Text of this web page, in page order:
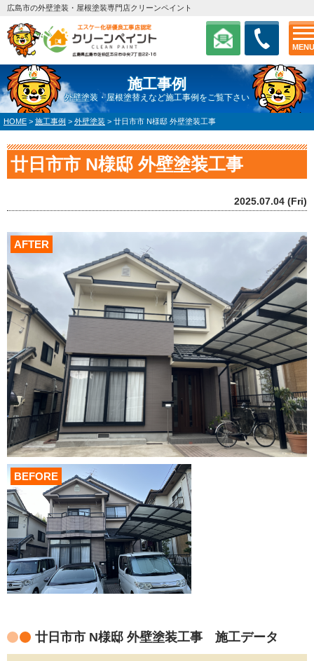
MENU
広島市の外壁塗装・屋根塗装専門店クリーンペイント
施工事例
外壁塗装・屋根塗替えなど施工事例をご覧下さい
HOME > 施工事例 > 外壁塗装 > 廿日市市 N様邸 外壁塗装工事
廿日市市 N様邸 外壁塗装工事
2025.07.04 (Fri)
AFTER
BEFORE
廿日市市 N様邸 外壁塗装工事 施工データ